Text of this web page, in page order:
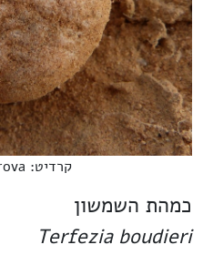
קרדיט: Olga Godorova
כמהת השמשון
Terfezia boudieri